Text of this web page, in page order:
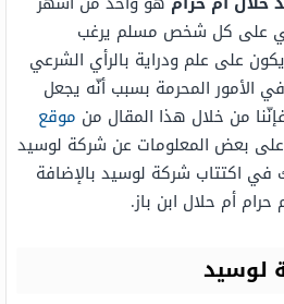
على كل شخص مسلم يرغب
على علم ودراية بالرأي الشرعي
الأمور المحرمة بسبب أنّه يجعل
من خلال هذا المقال من موقع
بعض المعلومات عن شركة لوسيد
اكتتاب شركة لوسيد بالإضافة
أم حلال ابن باز.
لوسيد